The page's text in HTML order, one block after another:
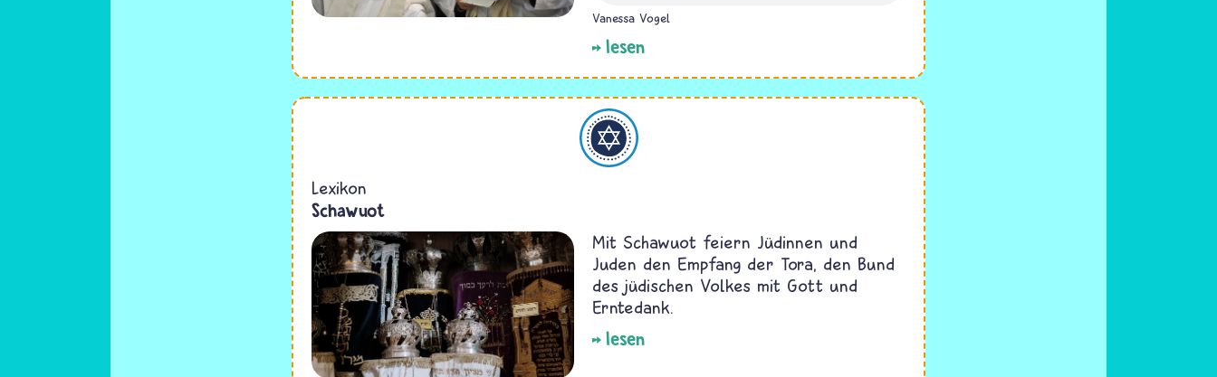
Vanessa Vogel
lesen
Lexikon
Schawuot
Mit Schawuot feiern Jüdinnen und
Juden den Empfang der Tora, den Bund
des jüdischen Volkes mit Gott und
Erntedank.
lesen